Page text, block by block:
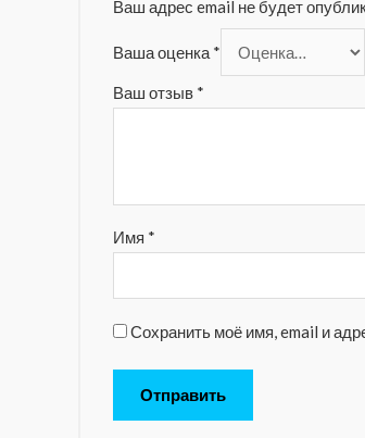
Ваш адрес email не будет
Ваша оценка *
Ваш отзыв *
Имя *
Сохранить моё имя, email и